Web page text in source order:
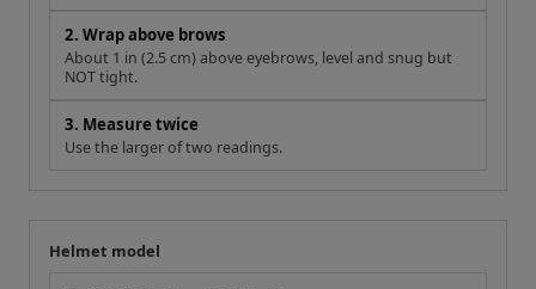
2. Wrap above brows
About 1 in (2.5 cm) above eyebrows, level and snug but
NOT tight.
3. Measure twice
Use the larger of two readings.
Your measurement
Helmet model